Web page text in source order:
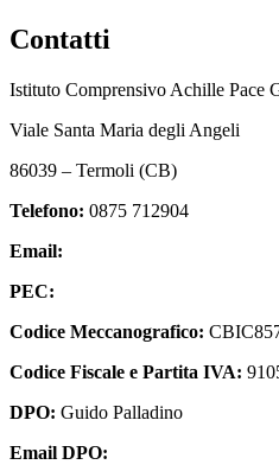
Contatti
Istituto Comprensivo Achille Pace
Viale Santa Maria degli Angeli
86039 – Termoli (CB)
Telefono: 0875 712904
Email:
PEC:
Codice Meccanografico:
Codice Fiscale e Partita IVA:
DPO: Guido Palladino
Email DPO: